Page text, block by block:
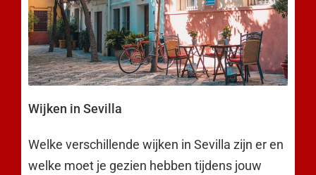
Wijken in Sevilla
Welke verschillende wijken in Sevilla zijn er en
welke moet je gezien hebben tijdens jouw